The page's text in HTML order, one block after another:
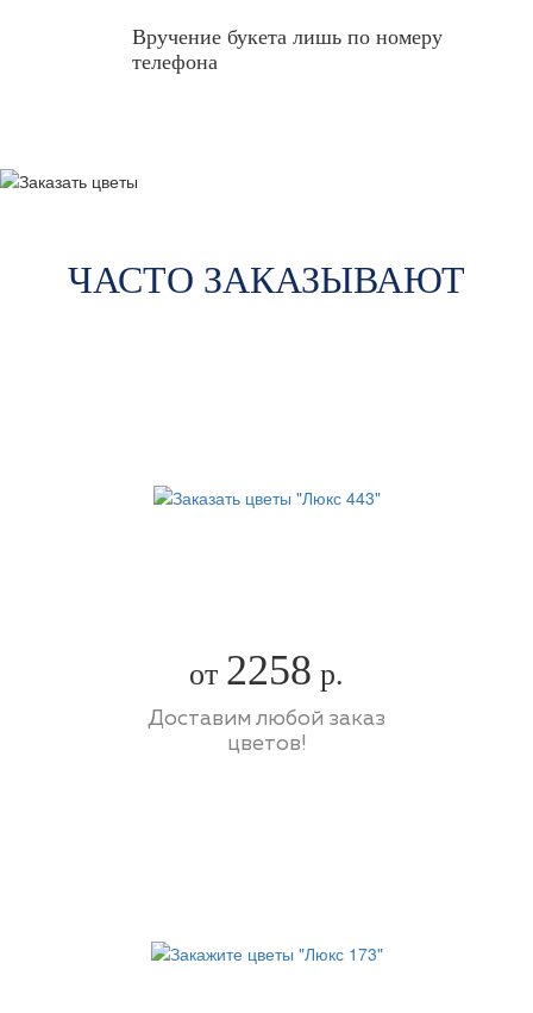
Вручение букета лишь по номеру
телефона
ЧАСТО ЗАКАЗЫВАЮТ
от 2258 р.
Доставим любой заказ
цветов!